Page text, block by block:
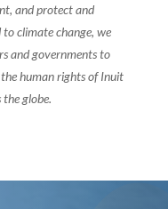
and protect and
climate change, we
and governments to
human rights of Inuit
the globe.